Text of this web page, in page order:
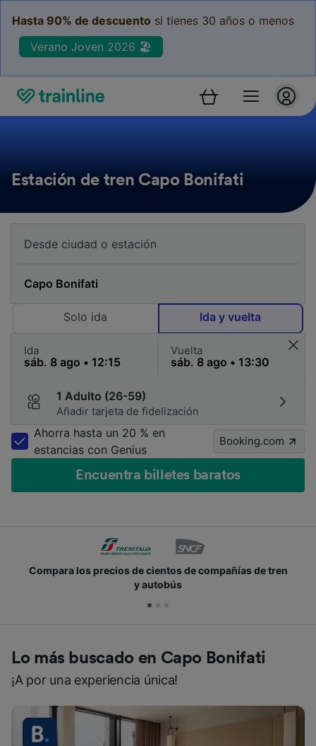
Hasta 90% de descuento si tienes 30 años o menos
Verano Joven 2026 🏖️
Estación de tren Capo Bonifati
Solo ida Ida y vuelta
Ida Vuelta
1 Adulto (26-59)
Añadir tarjeta de fidelización
Ahorra hasta un 20 % en
estancias con Genius
Booking.com
Encuentra billetes baratos
cientos de compañías de tren
Únete a los
Lo más buscado en Capo Bonifati
¡A por una experiencia única!